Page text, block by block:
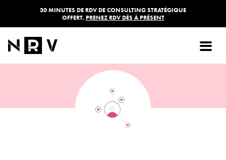
30 MINUTES DE RDV DE CONSULTING STRATÉGIQUE
OFFERT, PRENEZ RDV DÈS À PRÉSENT
Audit réseaux sociaux